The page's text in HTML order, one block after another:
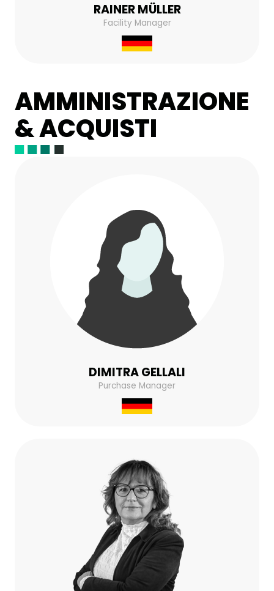
RAINER MÜLLER
Facility Manager
AMMINISTRAZIONE
& ACQUISTI
DIMITRA GELLALI
Purchase Manager